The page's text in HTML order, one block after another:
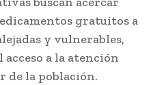
gratuitos a
y vulnerables,
a la atención
de la población.